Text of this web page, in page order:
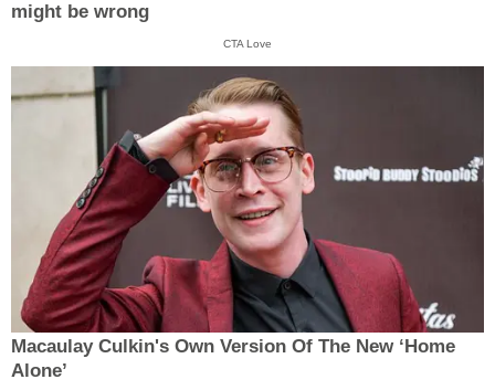
might be wrong
CTA Love
Macaulay Culkin's Own Version Of The New ‘Home
Alone’